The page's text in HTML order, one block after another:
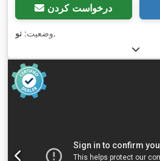
درخواست کردن
وضعیت: نو ,